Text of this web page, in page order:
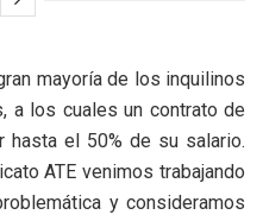
mayoría de los inquilinos
a los cuales un contrato de
hasta el 50% de su salario.
ATE venimos trabajando
y consideramos